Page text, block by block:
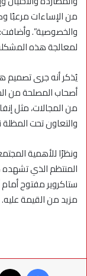
من الإساءات مرعبًا
والخصوصية”.
لمعالجة هذه
يُذكر أنه جرى تصميم
أصحاب المصلحة من
من المجالات، مثل
والتعاون تحت
ونظرًا للأهمية
المنتظم الذي تشهده
ستاكروير مفتوح
مزيد من القيمة عليه.
فيسبوك